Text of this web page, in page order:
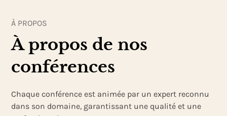
À PROPOS
À propos de nos
conférences
Chaque conférence est animée par un expert reconnu
dans son domaine, garantissant une qualité et une